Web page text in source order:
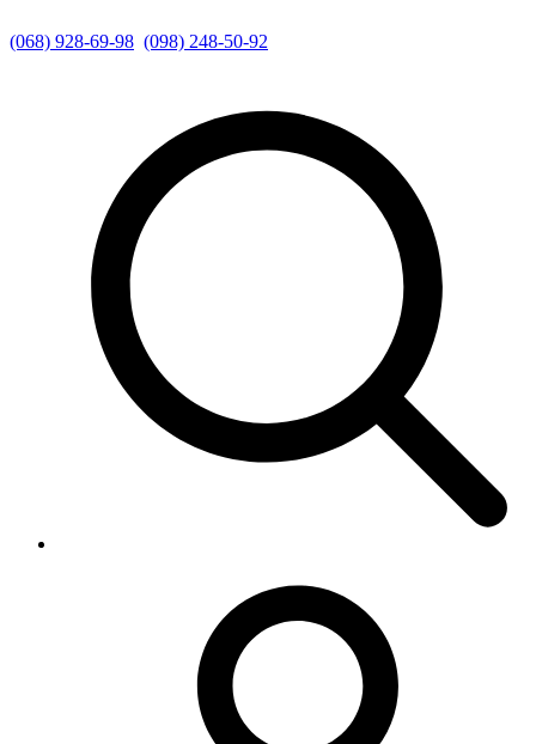
(068) 928-69-98 (098) 248-50-92